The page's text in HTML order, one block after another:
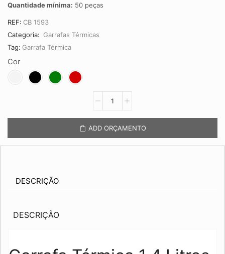
Quantidade mínima: 50 peças
REF: CB 1593
Categoria: Garrafas Térmicas
Tag: Garrafa Térmica
Cor
Térmica
CB
ADD ORÇAMENTO
DESCRIÇÃO
DESCRIÇÃO